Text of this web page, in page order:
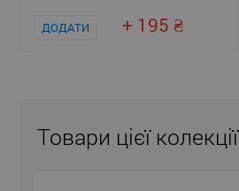
ДОДАТИ + 195
Товари цієї колекції